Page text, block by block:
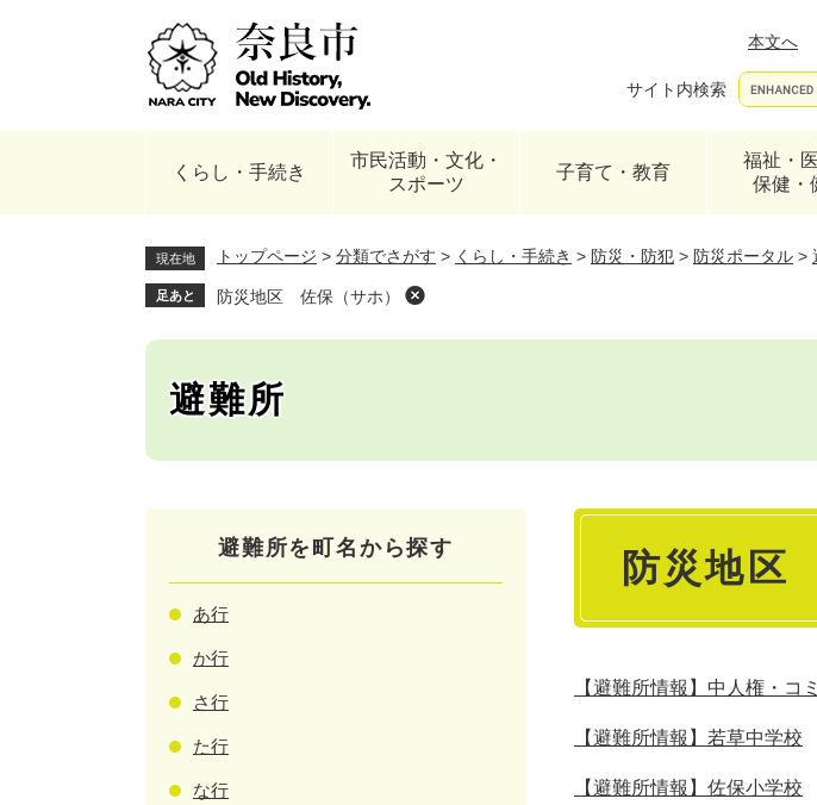
本文へ
サイト内検索
くらし・手続き
市民活動・文化・
スポーツ
子育て・教育
福祉・
保健・
現在地 トップページ > 分類でさがす > くらし・手続き > 防災・防犯 > 防災ポータル >
足あと 防災地区 佐保（サホ）
避難所
本
防災地区
【避難所情報】中人権・コ
【避難所情報】若草中学校
【避難所情報】佐保小学校
避難所を町名から探す
あ行
か行
さ行
た行
な行